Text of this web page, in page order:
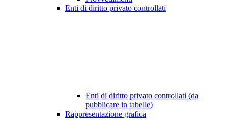
Enti di diritto privato controllati
Enti di diritto privato controllati (da
pubblicare in tabelle)
Rappresentazione grafica